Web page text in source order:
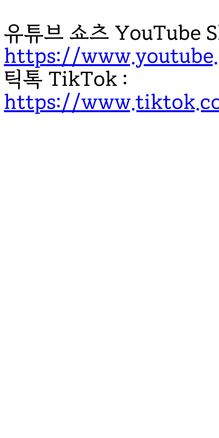
유튜브 쇼츠 YouTube
https://
틱톡 TikTok :
https://